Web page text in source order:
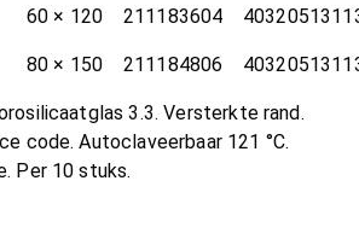
60 × 120 211183604
80 × 150 211184806
3.3. Versterkte rand.
code. Autoclaveerbaar 121 °C.
Per 10 stuks.